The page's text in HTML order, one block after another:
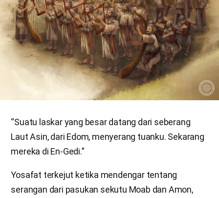
“Suatu laskar yang besar datang dari seberang
Laut Asin, dari Edom, menyerang tuanku. Sekarang
mereka di En-Gedi.”
Yosafat terkejut ketika mendengar tentang
serangan dari pasukan sekutu Moab dan Amon,